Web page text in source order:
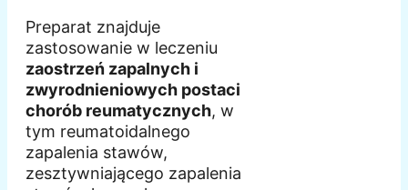
Preparat znajduje
zastosowanie w leczeniu
zaostrzeń zapalnych i
zwyrodnieniowych postaci
chorób reumatycznych, w
tym reumatoidalnego
zapalenia stawów,
zesztywniającego zapalenia